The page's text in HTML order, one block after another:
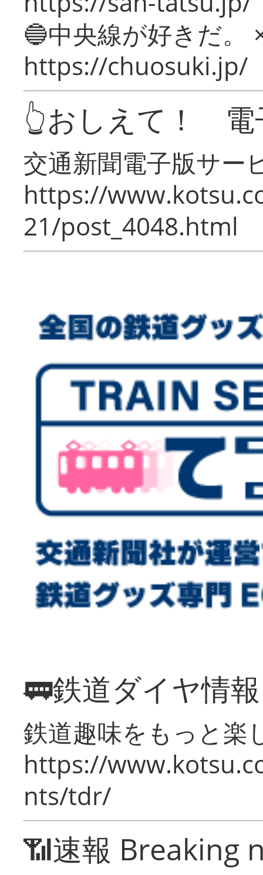
🔵中央線が好きだ。
https://chuosuki.jp/
👆おしえて！ 電
交通新聞電子版サー
https://
21/post_4048.html
🚃鉄道ダイヤ情
鉄道趣味をもっと楽
https://
nts/tdr/
📶速報 Breaking